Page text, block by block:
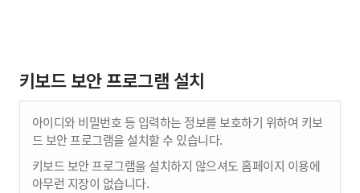
키보드 보안 프로그램 설치
아이디와 비밀번호 등 입력하는 정보를 보호하기 위하여 키보
드 보안 프로그램을 설치할 수 있습니다.
키보드 보안 프로그램을 설치하지 않으셔도 홈페이지 이용에
아무런 지장이 없습니다.